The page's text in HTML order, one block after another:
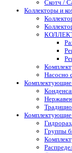
Скотч /
Коллекторы и
Насосно
Комплектующие
Группы